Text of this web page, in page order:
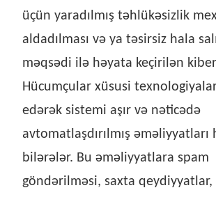
üçün yaradılmış təhlükəsizlik
aldadılması və ya təsirsiz hala
məqsədi ilə həyata keçirilən
Hücumçular xüsusi
edərək sistemi aşır və nəticədə
avtomatlaşdırılmış əməliyyatları
bilərələr. Bu əməliyyatlara spam
göndərilməsi, saxta qeydiyyatlar,